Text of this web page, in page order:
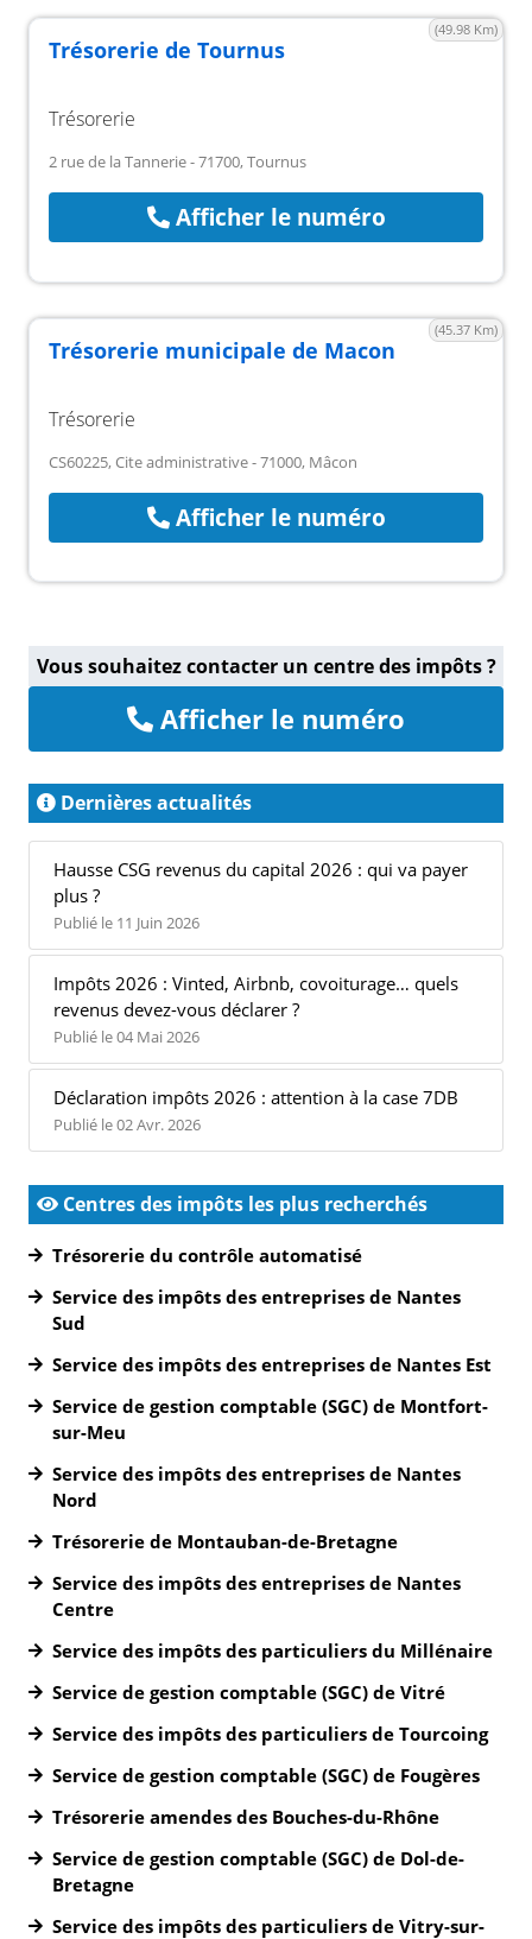
(49.98 Km)
Trésorerie de Tournus
Trésorerie
2 rue de la Tannerie - 71700, Tournus
Afficher le numéro
(45.37 Km)
Trésorerie municipale de Macon
Trésorerie
CS60225, Cite administrative - 71000, Mâcon
Afficher le numéro
Vous souhaitez contacter un centre des impôts ?
Afficher le numéro
Dernières actualités
Hausse CSG revenus du capital 2026 : qui va payer
plus ?
Publié le 11 Juin 2026
Impôts 2026 : Vinted, Airbnb, covoiturage… quels
revenus devez-vous déclarer ?
Publié le 04 Mai 2026
Déclaration impôts 2026 : attention à la case 7DB
Publié le 02 Avr. 2026
Centres des impôts les plus recherchés
Trésorerie du contrôle automatisé
Service des impôts des entreprises de Nantes
Sud
Service des impôts des entreprises de Nantes Est
Service de gestion comptable (SGC) de Montfort-
sur-Meu
Service des impôts des entreprises de Nantes
Nord
Trésorerie de Montauban-de-Bretagne
Service des impôts des entreprises de Nantes
Centre
Service des impôts des particuliers du Millénaire
Service de gestion comptable (SGC) de Vitré
Service des impôts des particuliers de Tourcoing
Service de gestion comptable (SGC) de Fougères
Trésorerie amendes des Bouches-du-Rhône
Service de gestion comptable (SGC) de Dol-de-
Bretagne
Service des impôts des particuliers de Vitry-sur-